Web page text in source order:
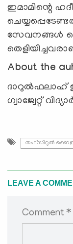
ഇമാമിന്റെ
സേവനങ്ങൾ
About the
ദാറുല്‍ഫലാഹ്
ഗ്വാജ്വേറ്റ്
തഫ്സീറുൽ
LEAVE A
Comment *